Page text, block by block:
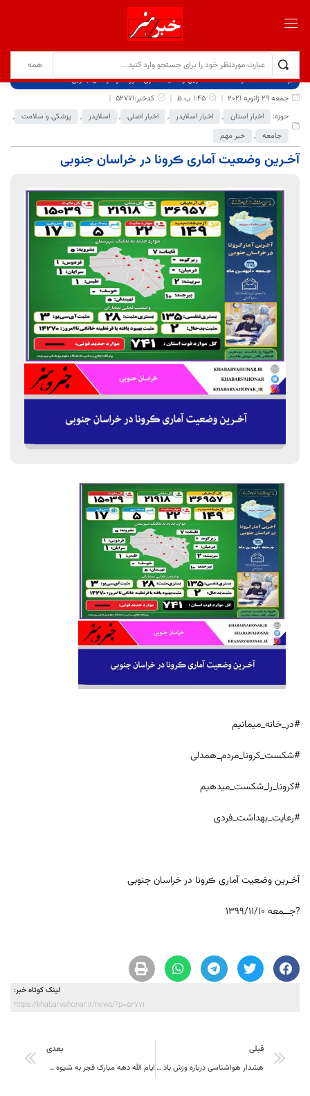
برگ نخست نوشته‌ها
آخـرین وضعیت آماری ڪرونا در خراسان جنوبی
جمعه 29 ژانویه 2021
1:45 ب.ظ
کدخبر:52771
حوزه:
اخبار استان , اخبار اسلایدر , اخبار اصلی , اسلایدر , پزشکی و سلامت ,
جامعه , خبر مهم
آخـرین وضعیت آماری ڪرونا در خراسان جنوبی
#در_خانه_میمانیم
#شکست_کرونا_مردم_همدلی
#کرونا_را_شکست_میدهیم
#رعایت_بهداشت_فردی
آخـرین وضعیت آماری ڪرونا در خراسان جنوبی
?جــمعه ۱۳۹۹/۱۱/۱۰
لینک کوتاه خبر:
https://khabarvahonar.ir/news/?p=52771
قبلی
هشدار هواشناسی درباره وزش باد شدید در خراسان جنوبی
بعدی
ایام الله دهه مبارک فجر به شیوه متفاوت از سالهای قبل و منطبق با شرایط روز گرامی داشته می شود